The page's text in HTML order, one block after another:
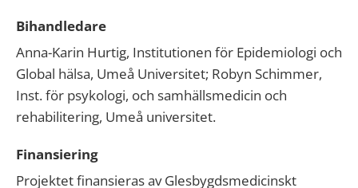
Bihandledare
Anna-Karin Hurtig, Institutionen för Epidemiologi och
Global hälsa, Umeå Universitet; Robyn Schimmer,
Inst. för psykologi, och samhällsmedicin och
rehabilitering, Umeå universitet.
Finansiering
Projektet finansieras av Glesbygdsmedicinskt